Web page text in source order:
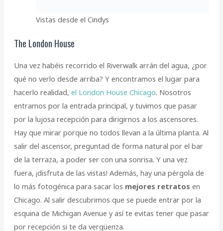
Vistas desde el Cindys
The London House
Una vez habéis recorrido el Riverwalk arrán del agua, ¿por
qué no verlo desde arriba? Y encontramos el lugar para
hacerlo realidad, el London House Chicago. Nosotros
entramos por la entrada principal, y tuvimos que pasar
por la lujosa recepción para dirigirnos a los ascensores.
Hay que mirar porque no todos llevan a la última planta. Al
salir del ascensor, preguntad de forma natural por el bar
de la terraza, a poder ser con una sonrisa. Y una vez
fuera, ¡disfruta de las vistas! Además, hay una pérgola de
lo más fotogénica para sacar los mejores retratos en
Chicago. Al salir descubrimos que se puede entrar por la
esquina de Michigan Avenue y así te evitas tener que pasar
por recepción si te da vergüenza.